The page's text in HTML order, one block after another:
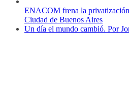
ENACOM frena la
Ciudad de Buenos Aires
Un día el mundo cambió. Por